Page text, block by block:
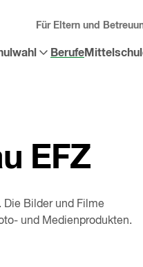
Berufe
Sub-
Für Eltern und
EFZ
Die Bilder und Filme
und Medienprodukten.